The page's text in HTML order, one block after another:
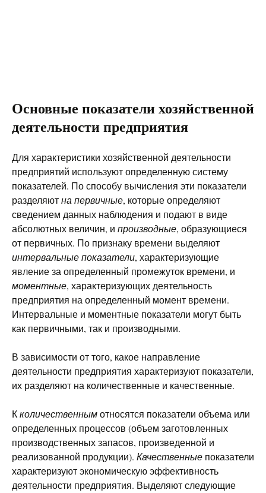
Основные показатели хозяйственной
деятельности предприятия
Для характеристики хозяйственной деятельности
предприятий используют определенную систему
показателей. По способу вычисления эти показатели
разделяютна первичные, которые определяют
сведением данных наблюдения и подают в виде
абсолютных величин, и производные, образующиеся
от первичных. По признаку времени выделяют
интервальные показатели, характеризующие
явление за определенный промежуток времени, и
моментные, характеризующих деятельность
предприятия на определенный момент времени.
Интервальные и моментные показатели могут быть
как первичными, так и производными.
В зависимости от того, какое направление
деятельности предприятия характеризуют показатели,
их разделяют на количественные и качественные.
Кколичественнымотносятся показатели объема или
определенных процессов (объем заготовленных
производственных запасов, произведенной и
реализованной продукции). Качественные показатели
характеризуют экономическую эффективность
деятельности предприятия. Выделяют следующие